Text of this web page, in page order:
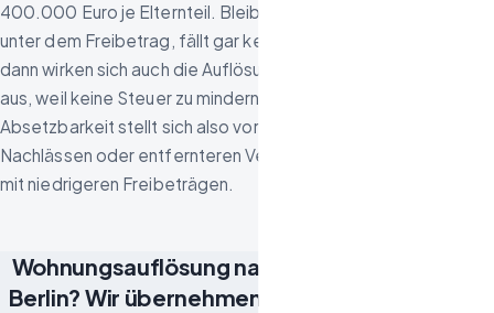
400.000 Euro je Elternteil. Bleibt der gesamte Nachlass
unter dem Freibetrag, fällt gar keine Erbschaftsteuer an –
dann wirken sich auch die Auflösungskosten steuerlich nicht
aus, weil keine Steuer zu mindern ist. Die Frage nach der
Absetzbarkeit stellt sich also vor allem bei größeren
Nachlässen oder entfernteren Verwandtschaftsverhältnissen
mit niedrigeren Freibeträgen.
Wohnungsauflösung nach einem Todesfall in
Berlin? Wir übernehmen die Räumung diskret